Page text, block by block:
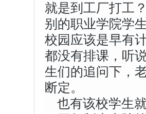
就是到工厂打工
别的职业学院学
校园应该是早有
都没有排课，听
生们的追问下，
断定。
也有该校学生